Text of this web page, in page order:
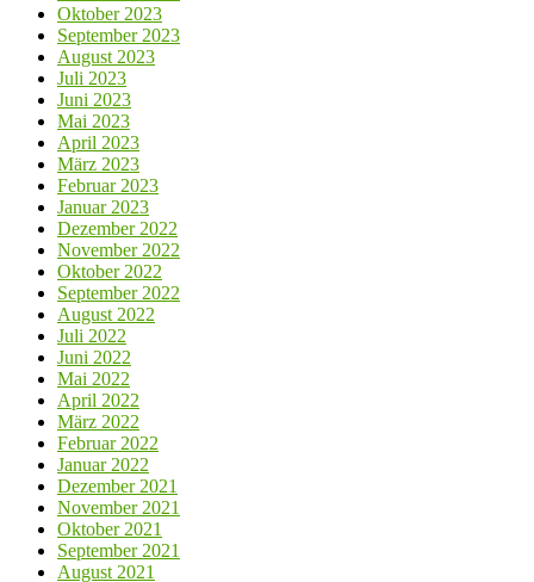
Oktober 2023
September 2023
August 2023
Juli 2023
Juni 2023
Mai 2023
April 2023
März 2023
Februar 2023
Januar 2023
Dezember 2022
November 2022
Oktober 2022
September 2022
August 2022
Juli 2022
Juni 2022
Mai 2022
April 2022
März 2022
Februar 2022
Januar 2022
Dezember 2021
November 2021
Oktober 2021
September 2021
August 2021